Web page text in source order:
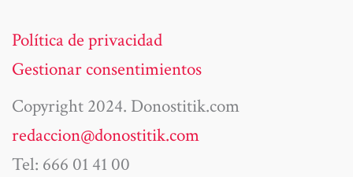
Política de privacidad
Gestionar consentimientos
Copyright 2024. Donostitik.com
redaccion@donostitik.com
Tel: 666 01 41 00